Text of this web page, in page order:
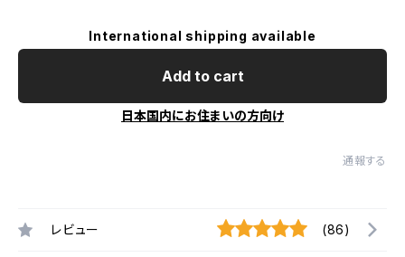
International shipping available
Add to cart
日本国内にお住まいの方向け
通報する
レビュー (86)